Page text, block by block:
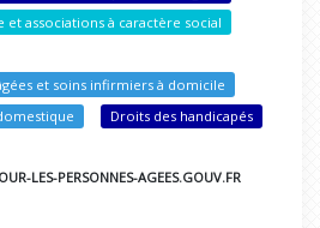
associations à caractère social
et soins infirmiers à domicile
Droits des handicapés
LES-PERSONNES-AGEES.GOUV.FR